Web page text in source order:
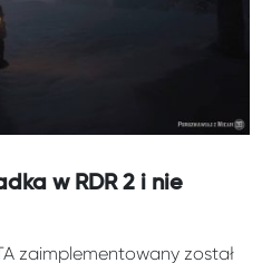
w RDR 2 i nie
zaimplementowany został